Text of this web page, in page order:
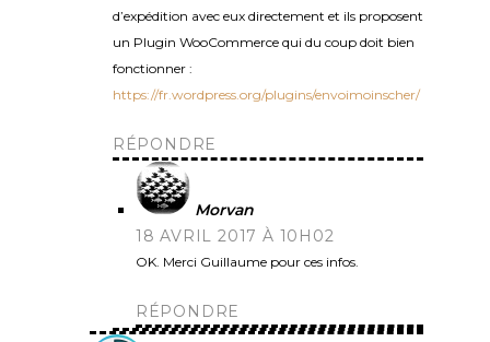
d’expédition avec eux directement et ils proposent
un Plugin WooCommerce qui du coup doit bien
fonctionner :
https://fr.wordpress.org/plugins/envoimoinscher/
RÉPONDRE
Morvan
18 AVRIL 2017 À 10H02
OK. Merci Guillaume pour ces infos.
RÉPONDRE